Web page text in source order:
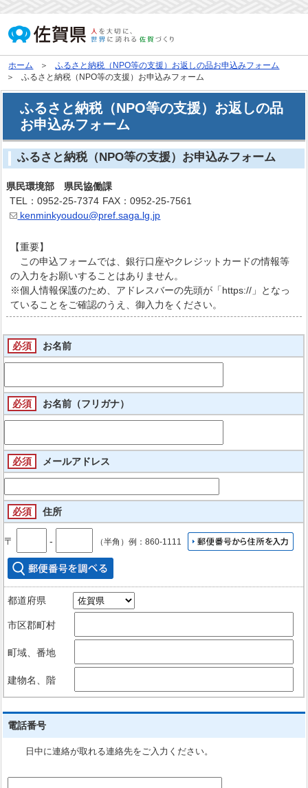
ホーム
ふるさと納税（NPO等の支援）お返しの品お申込みフォーム
ふるさと納税（NPO等の支援）お申込みフォーム
ふるさと納税（NPO等の支援）お返しの品
お申込みフォーム
ふるさと納税（NPO等の支援）お申込みフォーム
県民環境部 県民協働課
TEL：0952-25-7374 FAX：0952-25-7561
kenminkyoudou@pref.saga.lg.jp
【重要】
この申込フォームでは、銀行口座やクレジットカードの情報等
の入力をお願いすることはありません。
※個人情報保護のため、アドレスバーの先頭が「https://」となっ
ていることをご確認のうえ、御入力をください。
必須 お名前
必須 お名前（フリガナ）
必須 メールアドレス
必須 住所
〒 ‐ （半角）例：860-1111
都道府県
市区郡町村
町域、番地
建物名、階
電話番号
日中に連絡が取れる連絡先をご入力ください。